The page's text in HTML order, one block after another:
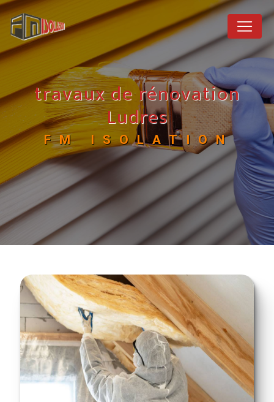
travaux de rénovation
Ludres
FM ISOLATION
Panneau de gestion des cookies